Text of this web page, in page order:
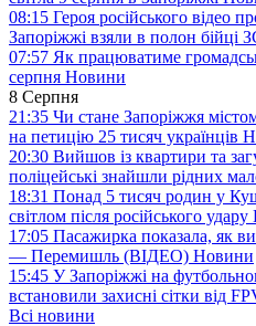
08:15 Героя російського відео
Запоріжжі взяли в полон
07:57 Як працюватиме
серпня Новини
8 Серпня
21:35 Чи стане Запоріжжя
на петицію 25 тисяч українців
20:30 Вийшов із квартири та
поліцейські знайшли рідних
18:31 Понад 5 тисяч родин у
світлом після російського удару
17:05 Пасажирка показала, як
— Перемишль (ВІДЕО) Новини
15:45 У Запоріжжі на
встановили захисні сітки від
Всі новини